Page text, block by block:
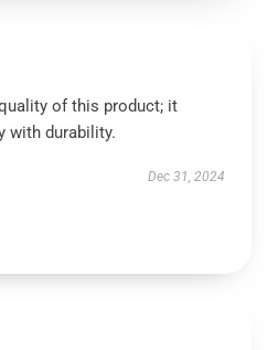
of this product; it
with durability.
Dec 31, 2024